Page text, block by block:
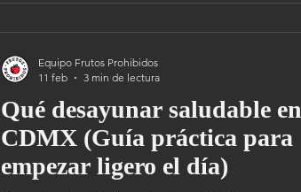
Qué desayunar saludable en
CDMX (Guía práctica para
empezar ligero el día)
Equipo Frutos Prohibidos
11 feb
3 min de lectura